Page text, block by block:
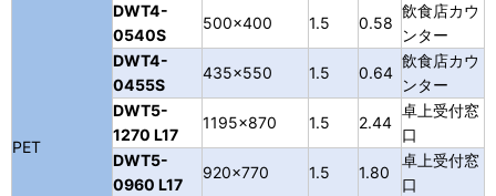
PET
DWT4-
0540S
500×400 1.5 0.58
飲食店カウ
ンター
DWT4-
0455S
435×550 1.5 0.64
飲食店カウ
ンター
DWT5-
1270 L17
1195×870 1.5 2.44
卓上受付窓
口
DWT5-
0960 L17
920×770 1.5 1.80
卓上受付窓
口